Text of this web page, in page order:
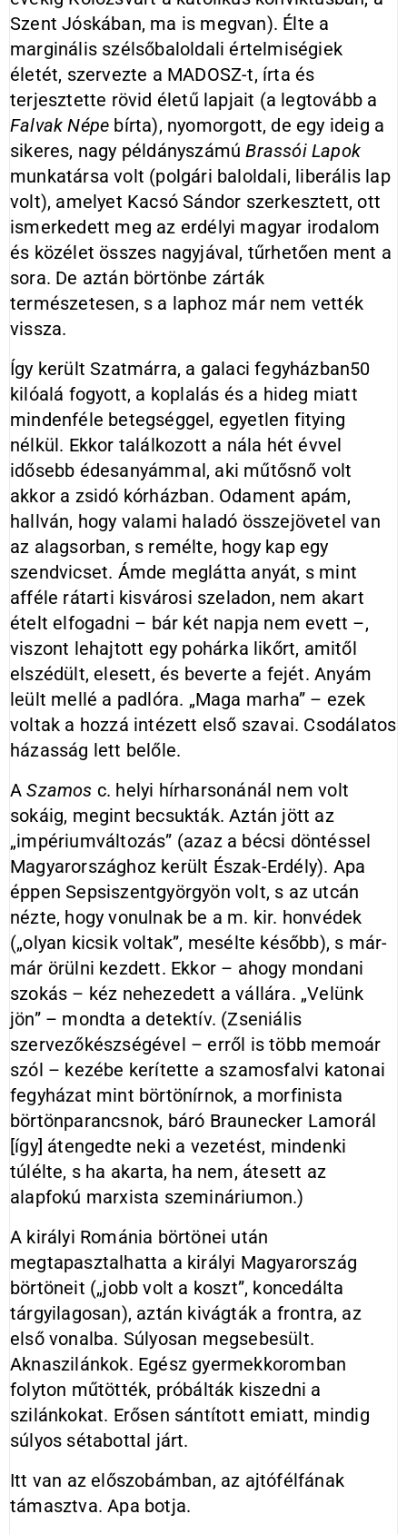
Szent Jóskában, ma is megvan). Élte a
marginális szélsőbaloldali értelmiségiek
életét, szervezte a MADOSZ-t, írta és
terjesztette rövid életű lapjait (a legtovább a
Falvak Népe bírta), nyomorgott, de egy ideig a
sikeres, nagy példányszámúBrassói Lapok
munkatársa volt (polgári baloldali, liberális lap
volt), amelyet Kacsó Sándor szerkesztett, ott
ismerkedett meg az erdélyi magyar irodalom
és közélet összes nagyjával, tűrhetően ment a
sora. De aztán börtönbe zárták
természetesen, s a laphoz már nem vették
vissza.
Így került Szatmárra, a galaci fegyházban50
kilóalá fogyott, a koplalás és a hideg miatt
mindenféle betegséggel, egyetlen fitying
nélkül. Ekkor találkozott a nála hét évvel
idősebb édesanyámmal, aki műtősnő volt
akkor a zsidó kórházban. Odament apám,
hallván, hogy valami haladó összejövetel van
az alagsorban, s remélte, hogy kap egy
szendvicset. Ámde meglátta anyát, s mint
afféle rátarti kisvárosi szeladon, nem akart
ételt elfogadni – bár két napja nem evett –,
viszont lehajtott egy pohárka likőrt, amitől
elszédült, elesett, és beverte a fejét. Anyám
leült mellé a padlóra. „Maga marha” – ezek
voltak a hozzá intézett első szavai. Csodálatos
házasság lett belőle.
ASzamos c. helyi hírharsonánál nem volt
sokáig, megint becsukták. Aztán jött az
„impériumváltozás” (azaz a bécsi döntéssel
Magyarországhoz került Észak-Erdély). Apa
éppen Sepsiszentgyörgyön volt, s az utcán
nézte, hogy vonulnak be a m. kir. honvédek
(„olyan kicsik voltak”, mesélte később), s már-
már örülni kezdett. Ekkor – ahogy mondani
szokás – kéz nehezedett a vállára. „Velünk
jön” – mondta a detektív. (Zseniális
szervezőkészségével – erről is több memoár
szól – kezébe kerítette a szamosfalvi katonai
fegyházat mint börtönírnok, a morfinista
börtönparancsnok, báró Braunecker Lamorál
[így] átengedte neki a vezetést, mindenki
túlélte, s ha akarta, ha nem, átesett az
alapfokú marxista szemináriumon.)
A királyi Románia börtönei után
megtapasztalhatta a királyi Magyarország
börtöneit („jobb volt a koszt”, koncedálta
tárgyilagosan), aztán kivágták a frontra, az
első vonalba. Súlyosan megsebesült.
Aknaszilánkok. Egész gyermekkoromban
folyton műtötték, próbálták kiszedni a
szilánkokat. Erősen sántított emiatt, mindig
súlyos sétabottal járt.
Itt van az előszobámban, az ajtófélfának
támasztva. Apa botja.